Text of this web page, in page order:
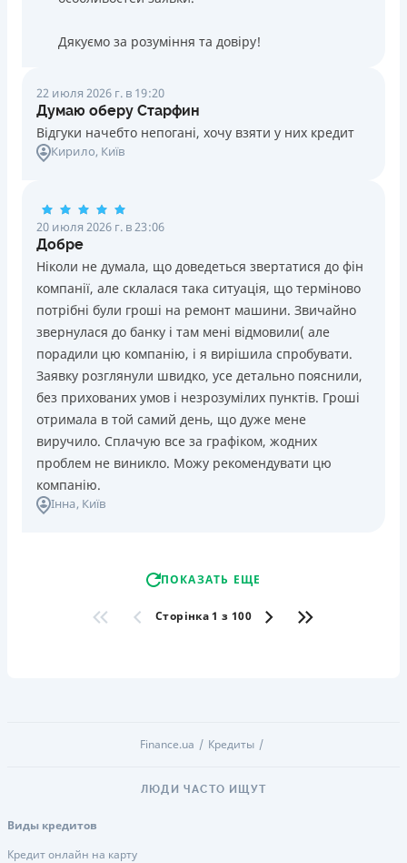
Дякуємо за розуміння та довіру!
22 июля 2026 г. в 19:20
Думаю оберу Старфин
Відгуки начебто непогані, хочу взяти у них кредит
Кирило, Київ
20 июля 2026 г. в 23:06
Добре
Ніколи не думала, що доведеться звертатися до фін
компанії, але склалася така ситуація, що терміново
потрібні були гроші на ремонт машини. Звичайно
звернулася до банку і там мені відмовили( але
порадили цю компанію, і я вирішила спробувати.
Заявку розглянули швидко, усе детально пояснили,
без прихованих умов і незрозумілих пунктів. Гроші
отримала в той самий день, що дуже мене
виручило. Сплачую все за графіком, жодних
проблем не виникло. Можу рекомендувати цю
компанію.
Інна, Київ
ПОКАЗАТЬ ЕЩЕ
Сторінка 1 з 100
Finance.ua Кредиты
ЛЮДИ ЧАСТО ИЩУТ
Виды кредитов
Кредит онлайн на карту